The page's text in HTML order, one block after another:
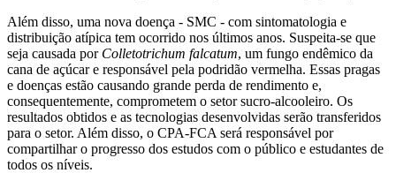
Além disso, uma nova doença - SMC - com sintomatologia e
distribuição atípica tem ocorrido nos últimos anos. Suspeita-se que
seja causada porColletotrichum falcatum, um fungo endêmico da
cana de açúcar e responsável pela podridão vermelha. Essas pragas
e doenças estão causando grande perda de rendimento e,
consequentemente, comprometem o setor sucro-alcooleiro. Os
resultados obtidos e as tecnologias desenvolvidas serão transferidos
para o setor. Além disso, o CPA-FCA será responsável por
compartilhar o progresso dos estudos com o público e estudantes de
todos os níveis.